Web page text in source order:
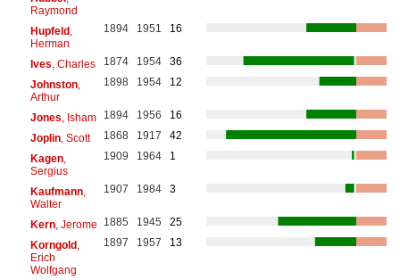
Raymond
Hupfeld,
Herman
1894 1951 16
Ives , Charles 1874 1954
36
Johnston,
Arthur
1898 1954 12
Jones , Isham 1894 1956
16
Joplin, Scott 1868 1917
42
Kagen,
Sergius
1909 1964 1
Kaufmann,
Walter
1907 1984 3
Kern, Jerome 1885 1945
25
Korngold,
Erich
Wolfgang
1897 1957 13